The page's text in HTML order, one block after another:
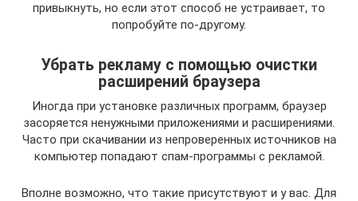
привыкнуть, но если этот способ не устраивает, то
попробуйте по-другому.
Убрать рекламу с помощью очистки
расширений браузера
Иногда при установке различных программ, браузер
засоряется ненужными приложениями и расширениями.
Часто при скачивании из непроверенных источников на
компьютер попадают спам-программы с рекламой.
Вполне возможно, что такие присутствуют и у вас. Для